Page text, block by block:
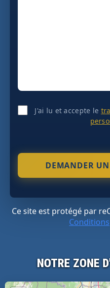
J'ai lu et accepte le
Ce site est protégé par
Conditions
NOTRE ZONE